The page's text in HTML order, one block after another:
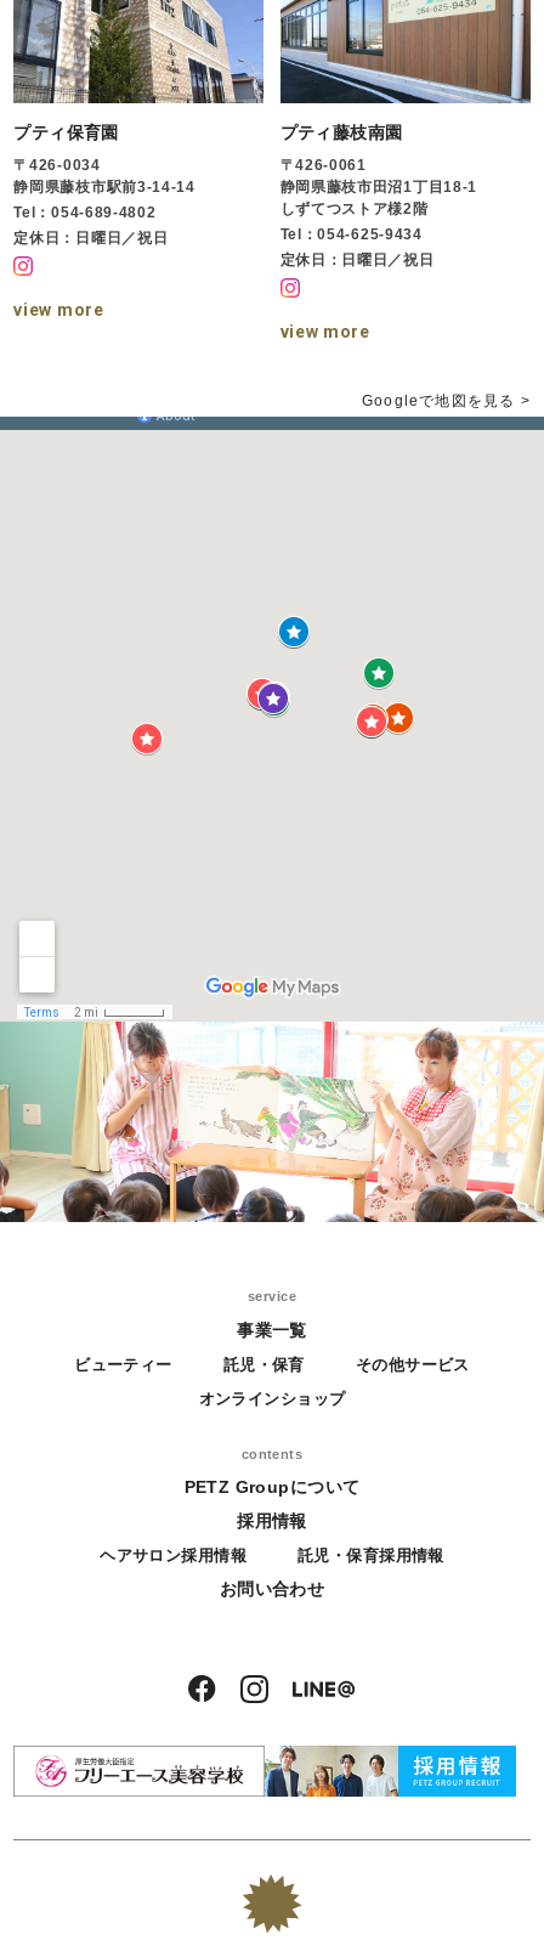
プティ保育園
〒426-0034
静岡県藤枝市駅前3-14-14
Tel：054-689-4802
定休日：日曜日／祝日
view more
プティ藤枝南園
〒426-0061
静岡県藤枝市田沼1丁目18-1
しずてつストア様2階
Tel：054-625-9434
定休日：日曜日／祝日
view more
Googleで地図を見る >
service
事業一覧
ビューティー 託児・保育
その他サービス
オンラインショップ
contents
PETZ Groupについて
採用情報
ヘアサロン採用情報 託児・保育採用情報
お問い合わせ